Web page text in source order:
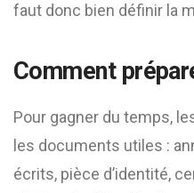
faut donc bien définir la
Comment
Pour gagner du temps,
les documents utiles :
écrits, pièce d’identité,